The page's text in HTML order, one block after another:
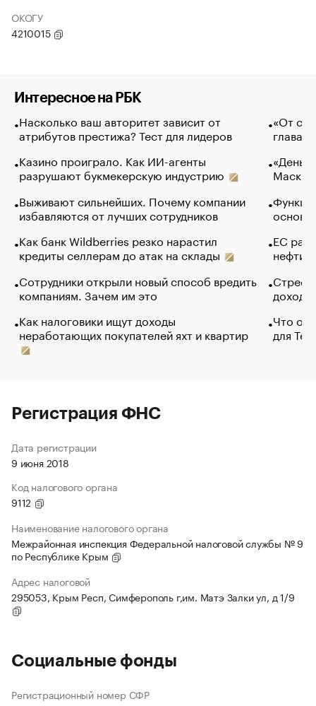
ОКОГУ
4210015
Интересное на РБК
Насколько ваш авторитет зависит от
атрибутов престижа? Тест для лидеров
Казино проиграло. Как ИИ-агенты
разрушают букмекерскую индустрию
Выживают сильнейших. Почему компании
избавляются от лучших сотрудников
Как банк Wildberries резко нарастил
кредиты селлерам до атак на склады
Сотрудники открыли новый способ вредить
компаниям. Зачем им это
Как налоговики ищут доходы
неработающих покупателей яхт и квартир
«От
глава
Маск в
основ
ЕС
нефти
Что
для
Регистрация ФНС
Дата регистрации
9 июня 2018
Код налогового органа
9112
Наименование налогового органа
Межрайонная инспекция Федеральной налоговой службы № 9
по Республике Крым
Адрес налоговой
295053, Крым Респ, Симферополь г,им. Матэ Залки ул, д 1/9
Социальные фонды
Регистрационный номер СФР